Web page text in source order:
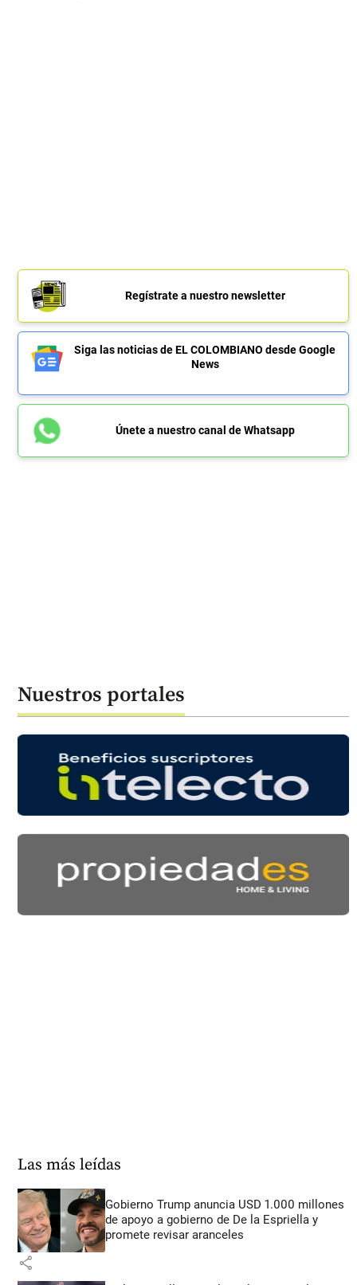
Regístrate a nuestro newsletter
Siga las noticias de EL COLOMBIANO desde Google
News
Únete a nuestro canal de Whatsapp
Nuestros portales
Las más leídas
Gobierno Trump anuncia USD 1.000 millones
de apoyo a gobierno de De la Espriella y
promete revisar aranceles
share